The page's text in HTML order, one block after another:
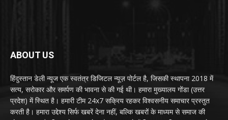
ABOUT US
हिंदुस्तान डेली न्यूज एक स्वतंत्र डिजिटल न्यूज़ पोर्टल है, जिसकी स्थापना 2018 में
सत्य, सरोकार और समर्पण की भावना से की गई थी। हमारा मुख्यालय गोंडा (उत्तर
प्रदेश) में स्थित है। हमारी टीम 24x7 सक्रिय रहकर विश्वसनीय समाचार प्रस्तुत
करती है। हमारा उद्देश्य सिर्फ खबरें देना नहीं, बल्कि खबरों के माध्यम से समाज की